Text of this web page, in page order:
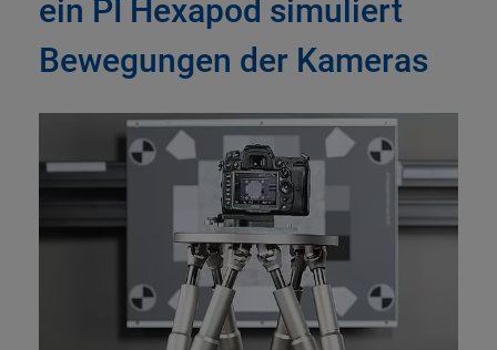
ein PI Hexapod simuliert
Bewegungen der Kameras